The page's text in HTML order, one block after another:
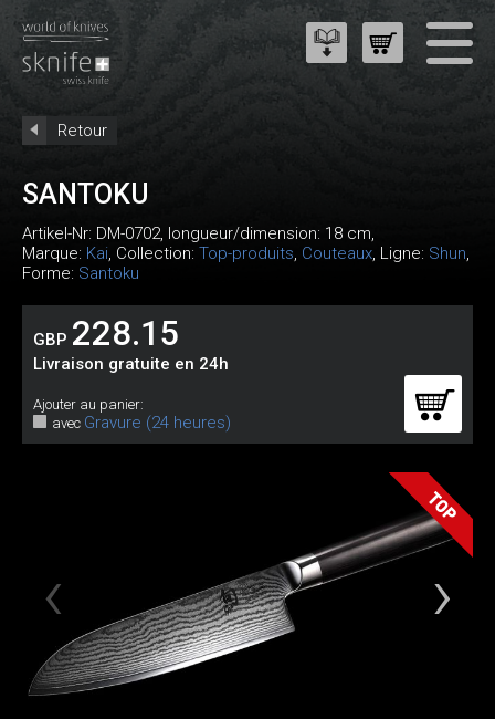
Retour
SANTOKU
Artikel-Nr: DM-0702, longueur/dimension: 18 cm,
Marque: Kai, Collection: Top-produits, Couteaux, Ligne: Shun,
Forme: Santoku
GBP 228.15
Livraison gratuite en 24h
Ajouter au panier:
avec Gravure (24 heures)